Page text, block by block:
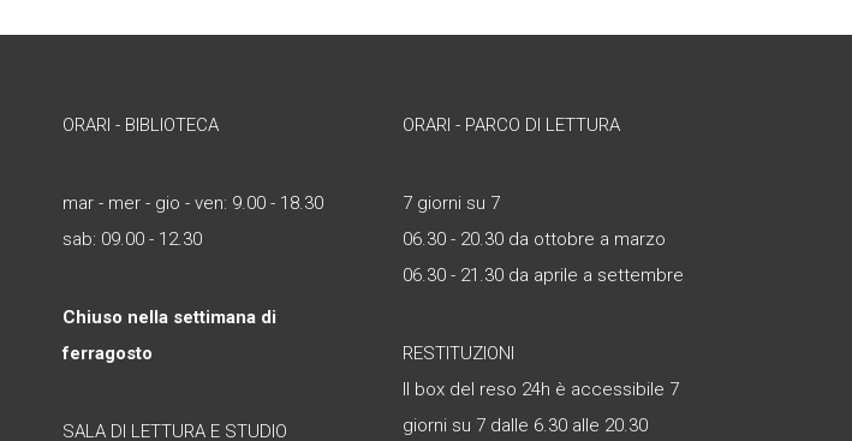
ORARI - BIBLIOTECA
mar - mer - gio - ven: 9.00 - 18.30
sab: 09.00 - 12.30
Chiuso nella settimana di
ferragosto
SALA DI LETTURA E STUDIO
ORARI - PARCO DI LETTURA
7 giorni su 7
06.30 - 20.30 da ottobre a marzo
06.30 - 21.30 da aprile a settembre
RESTITUZIONI
Il box del reso 24h è accessibile 7
giorni su 7 dalle 6.30 alle 20.30